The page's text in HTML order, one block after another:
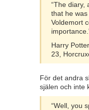
“The diary,
that he
Voldemort
Harry
23,
För det andra
själen och inte
“Well, you